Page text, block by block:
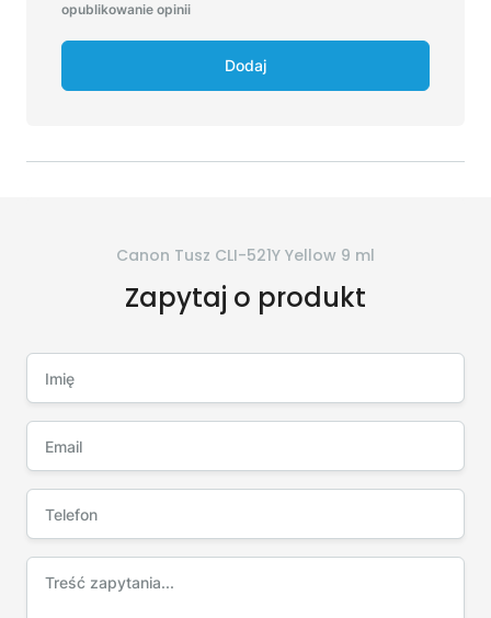
opublikowanie opinii
Dodaj
Canon Tusz CLI-521Y Yellow 9 ml
Zapytaj o produkt